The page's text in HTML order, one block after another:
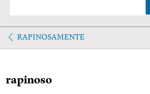
RAPINOSAMENTE
rapinoso